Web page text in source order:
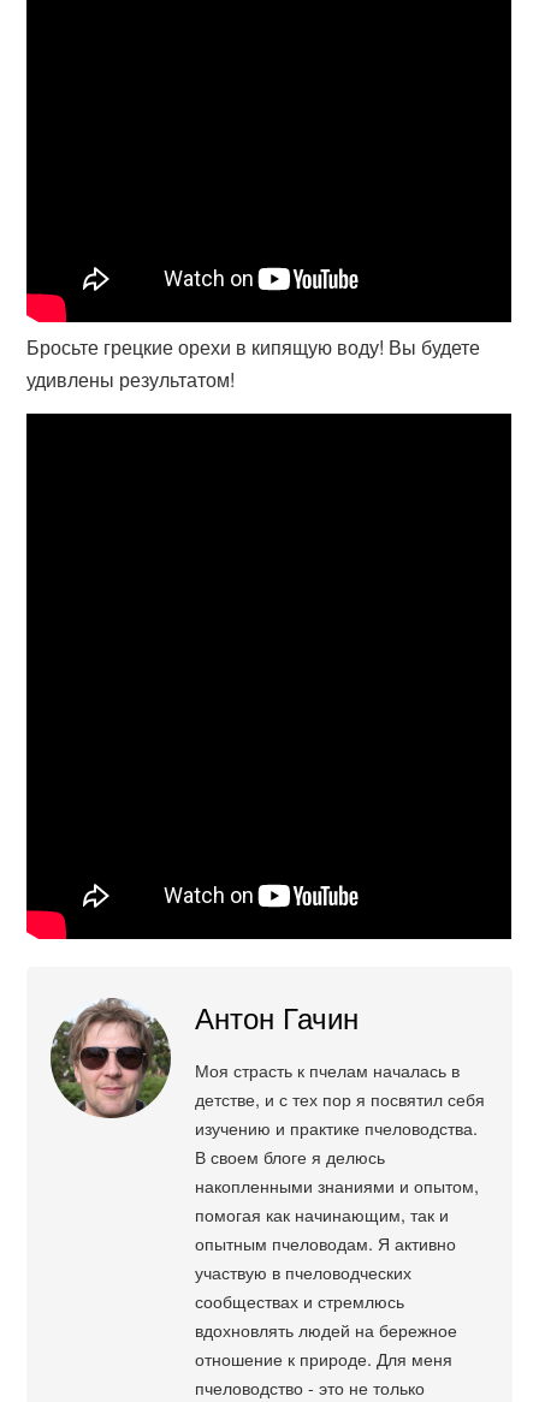
Бросьте грецкие орехи в кипящую воду! Вы будете
удивлены результатом!
Антон Гачин
Моя страсть к пчелам началась в
детстве, и с тех пор я посвятил себя
изучению и практике пчеловодства.
В своем блоге я делюсь
накопленными знаниями и опытом,
помогая как начинающим, так и
опытным пчеловодам. Я активно
участвую в пчеловодческих
сообществах и стремлюсь
вдохновлять людей на бережное
отношение к природе. Для меня
пчеловодство - это не только